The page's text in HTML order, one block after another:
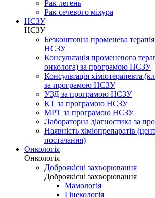
Рак легень
Рак сечевого міхура
НСЗУ
НСЗУ
Безкоштовна променева
НСЗУ
Консультація променевого
онколога) за програмою НСЗУ
Консультація хіміотерапевта
за програмою НСЗУ
УЗД за програмою НСЗУ
КТ за програмою НСЗУ
МРТ за програмою НСЗУ
Лабораторна діагностика за
Наявність хіміопрепаратів
постачання)
Онкологія
Онкологія
Доброякісні захворювання
Доброякісні захворювання
Мамологія
Гінекологія